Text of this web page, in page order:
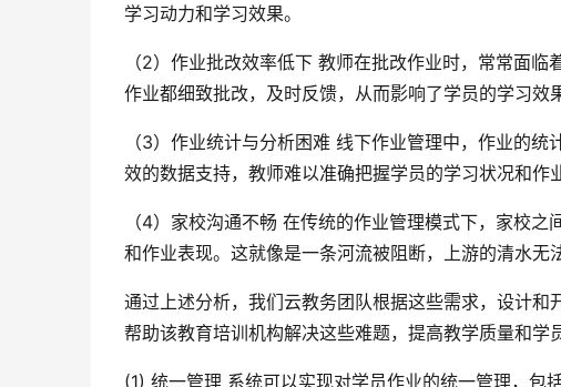
学习动力和学习效果。
（2）作业批改效率低下 教师在批改作业时，常常面
作业都细致批改，及时反馈，从而影响了学员的学习效果
（3）作业统计与分析困难 线下作业管理中，作业的
效的数据支持，教师难以准确把握学员的学习状况和作
（4）家校沟通不畅 在传统的作业管理模式下，家校
和作业表现。这就像是一条河流被阻断，上游的清水无
通过上述分析，我们云教务团队根据这些需求，设计
帮助该教育培训机构解决这些难题，提高教学质量和学
(1) 统一管理 系统可以实现对学员作业的统一管理，包